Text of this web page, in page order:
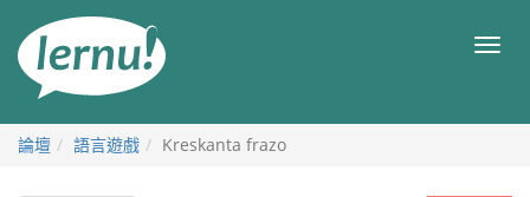
目
論壇 語言遊戲 Kreskanta frazo